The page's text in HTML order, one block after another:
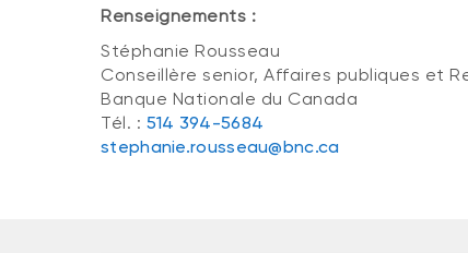
Renseignements :
Stéphanie Rousseau
Conseillère senior, Affaires publiques et
Banque Nationale du Canada
Tél. : 514 394-5684
stephanie.rousseau@bnc.ca